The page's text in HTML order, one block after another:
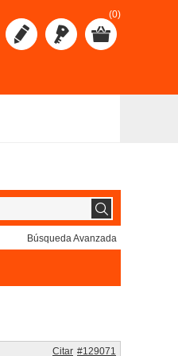
(0)
Búsqueda Avanzada
#129071
Citar